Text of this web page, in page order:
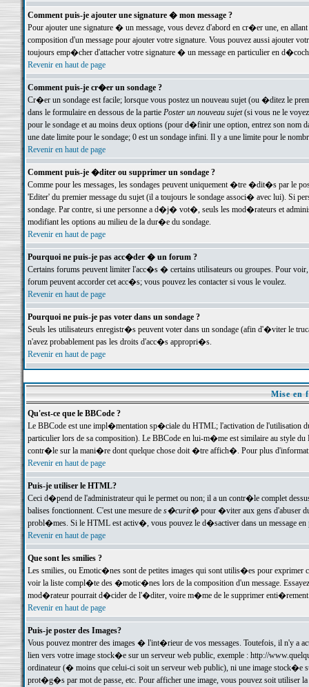
Comment puis-je ajouter une signature � mon message ?
Pour ajouter une signature � un message, vous devez d'abord en cr�er une, en
composition d'un message pour ajouter votre signature. Vous pouvez aussi ajouter
toujours emp�cher d'attacher votre signature � un message en particulier en
Revenir en haut de page
Comment puis-je cr�er un sondage ?
Cr�er un sondage est facile; lorsque vous postez un nouveau sujet (ou �ditez le
dans le formulaire en dessous de la partie Poster un nouveau sujet(si vous ne le voyez
pour le sondage et au moins deux options (pour d�finir une option, entrez son nom
une date limite pour le sondage; 0 est un sondage infini. Il y a une limite pour le
Revenir en haut de page
Comment puis-je �diter ou supprimer un sondage ?
Comme pour les messages, les sondages peuvent uniquement �tre �dit�s par le
'Editer' du premier message du sujet (il a toujours le sondage associ� avec lui). Si
sondage. Par contre, si une personne a d�j� vot�, seuls les mod�rateurs et
modifiant les options au milieu de la dur�e du sondage.
Revenir en haut de page
Pourquoi ne puis-je pas acc�der � un forum ?
Certains forums peuvent limiter l'acc�s � certains utilisateurs ou groupes. Pour
forum peuvent accorder cet acc�s; vous pouvez les contacter si vous le voulez.
Revenir en haut de page
Pourquoi ne puis-je pas voter dans un sondage ?
Seuls les utilisateurs enregistr�s peuvent voter dans un sondage (afin d'�viter le
n'avez probablement pas les droits d'acc�s appropri�s.
Revenir en haut de page
Mise en
Qu'est-ce que le BBCode ?
Le BBCode est une impl�mentation sp�ciale du HTML; l'activation de l'utilisation
particulier lors de sa composition). Le BBCode en lui-m�me est similaire au style
contr�le sur la mani�re dont quelque chose doit �tre affich�. Pour plus
Revenir en haut de page
Puis-je utiliser le HTML?
Ceci d�pend de l'administrateur qui le permet ou non; il a un contr�le complet
balises fonctionnent. C'est une mesure de s�curit�pour �viter aux gens d'abuser
probl�mes. Si le HTML est activ�, vous pouvez le d�sactiver dans un message en
Revenir en haut de page
Que sont les smilies ?
Les smilies, ou Emotic�nes sont de petites images qui sont utilis�es pour exprimer
voir la liste compl�te des �motic�nes lors de la composition d'un message.
mod�rateur pourrait d�cider de l'�diter, voire m�me de le supprimer
Revenir en haut de page
Puis-je poster des Images?
Vous pouvez montrer des images � l'int�rieur de vos messages. Toutefois, il n'y a
lien vers votre image stock�e sur un serveur web public, exemple : http://
ordinateur (� moins que celui-ci soit un serveur web public), ni une image stock�e
prot�g�s par mot de passe, etc. Pour afficher une image, vous pouvez soit